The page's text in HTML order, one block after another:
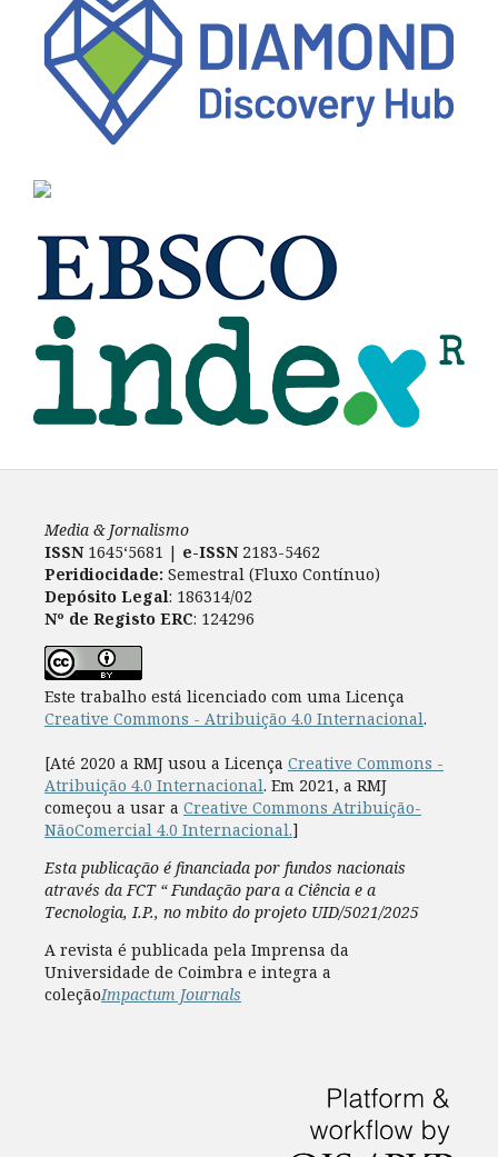
Media & Jornalismo
ISSN 1645‘5681 | e-ISSN2183-5462
Peridiocidade: Semestral (Fluxo Contínuo)
Depósito Legal: 186314/02
Nº de Registo ERC: 124296
Este trabalho está licenciado com uma Licença
Creative Commons - Atribuição 4.0 Internacional.
[Até 2020 a RMJ usou a Licença Creative Commons -
Atribuição 4.0 Internacional. Em 2021, a RMJ
começou a usar a Creative Commons Atribuição-
NãoComercial 4.0 Internacional.]
Esta publicação é financiada por fundos nacionais
através da FCT “ Fundação para a Ciência e a
Tecnologia, I.P., no mbito do projeto UID/5021/2025
A revista é publicada pela Imprensa da
Universidade de Coimbra e integra a
coleçãoImpactum Journals